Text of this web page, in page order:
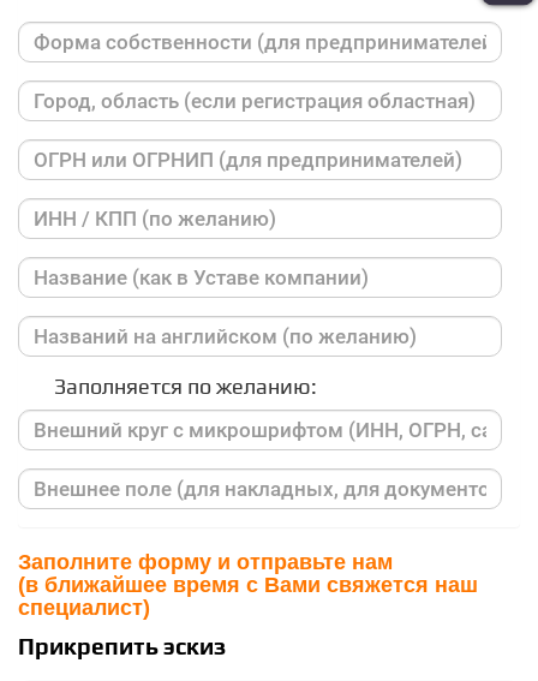
Заполняется по желанию:
Заполните форму и отправьте нам
(в ближайшее время с Вами свяжется наш
специалист)
Прикрепить эскиз